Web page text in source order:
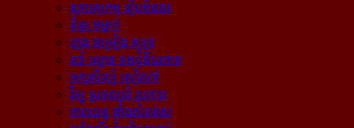
ស្ថាបត្យកម្ម រៀបចំនគរ
គំនូរ ចម្លាក់
ភ្លេង ចម្រៀង ស្មូត្រ
របាំ ល្ខោន ទស្សនីយភាព
អក្សសិល្ប៍ សៀវភៅ
វិទ្យុ ទូរទស្សន៍ រូបភាព
ភាពយន្ដ ផ្ទាំងសំពត់ស